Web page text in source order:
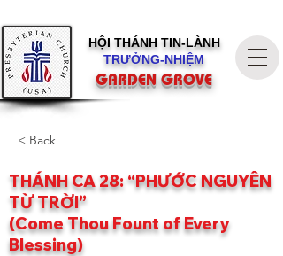
HỘI THÁNH TIN-LÀNH
TRƯỞNG-NHIỆM
GARDEN GROVE
< Back
THÁNH CA 28: “PHƯỚC NGUYÊN
TỪ TRỜI”
(Come Thou Fount of Every
Blessing)